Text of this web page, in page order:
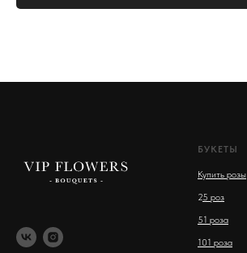
БУКЕТЫ
Купить розы
25 роз
51 роза
101 роза